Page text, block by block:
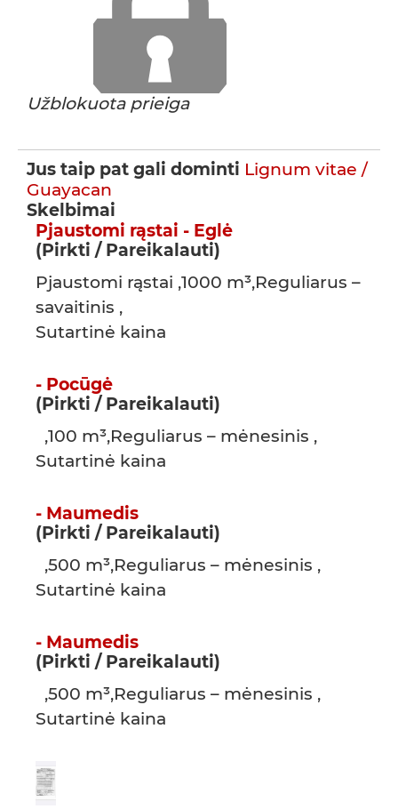
Užblokuota prieiga
Jus taip pat gali dominti Lignum vitae /
Guayacan
Skelbimai
Pjaustomi rąstai - Eglė
(Pirkti / Pareikalauti)
Pjaustomi rąstai ,1000 m³,Reguliarus –
savaitinis ,
Sutartinė kaina
- Pocūgė
(Pirkti / Pareikalauti)
,100 m³,Reguliarus – mėnesinis ,
Sutartinė kaina
- Maumedis
(Pirkti / Pareikalauti)
,500 m³,Reguliarus – mėnesinis ,
Sutartinė kaina
- Maumedis
(Pirkti / Pareikalauti)
,500 m³,Reguliarus – mėnesinis ,
Sutartinė kaina